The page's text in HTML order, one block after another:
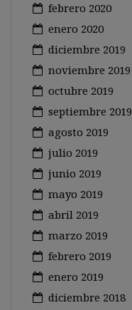
febrero 2020
enero 2020
diciembre 2019
noviembre 2019
octubre 2019
septiembre 2019
agosto 2019
julio 2019
junio 2019
mayo 2019
abril 2019
marzo 2019
febrero 2019
enero 2019
diciembre 2018